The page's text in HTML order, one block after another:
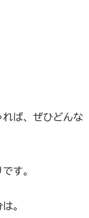
ば、ぜひどんな
す。
。